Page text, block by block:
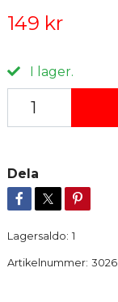
149 kr
I lager.
Dela
Lagersaldo: 1
Artikelnummer: 3026